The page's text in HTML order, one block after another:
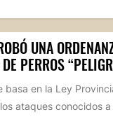
UNA
PERROS
basa en la Ley
ataques conocidos